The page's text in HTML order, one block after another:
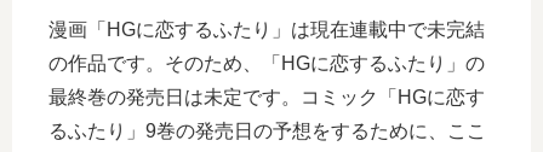
漫画「HGに恋するふたり」は現在連載中で未完結
の作品です。そのため、「HGに恋するふたり」の
最終巻の発売日は未定です。コミック「HGに恋す
るふたり」9巻の発売日の予想をするために、ここ